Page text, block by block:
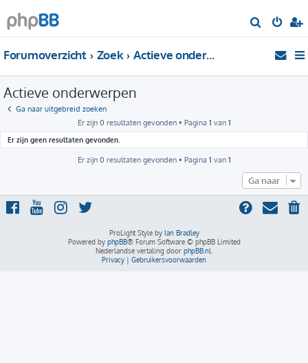
o
Forumoverzicht Zoek Actieve onderwerpen
Actieve onderwerpen
Ga naar uitgebreid zoeken
Er zijn 0 resultaten gevonden • Pagina 1 van 1
Er zijn geen resultaten gevonden.
Er zijn 0 resultaten gevonden • Pagina 1 van 1
Ga naar
ProLight Style by Ian Bradley
Powered by phpBB® Forum Software © phpBB Limited
Nederlandse vertaling door phpBB.nl
Privacy | Gebruikersvoorwaarden